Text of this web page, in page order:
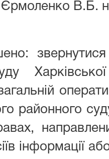
В.Б.
районного
інформації